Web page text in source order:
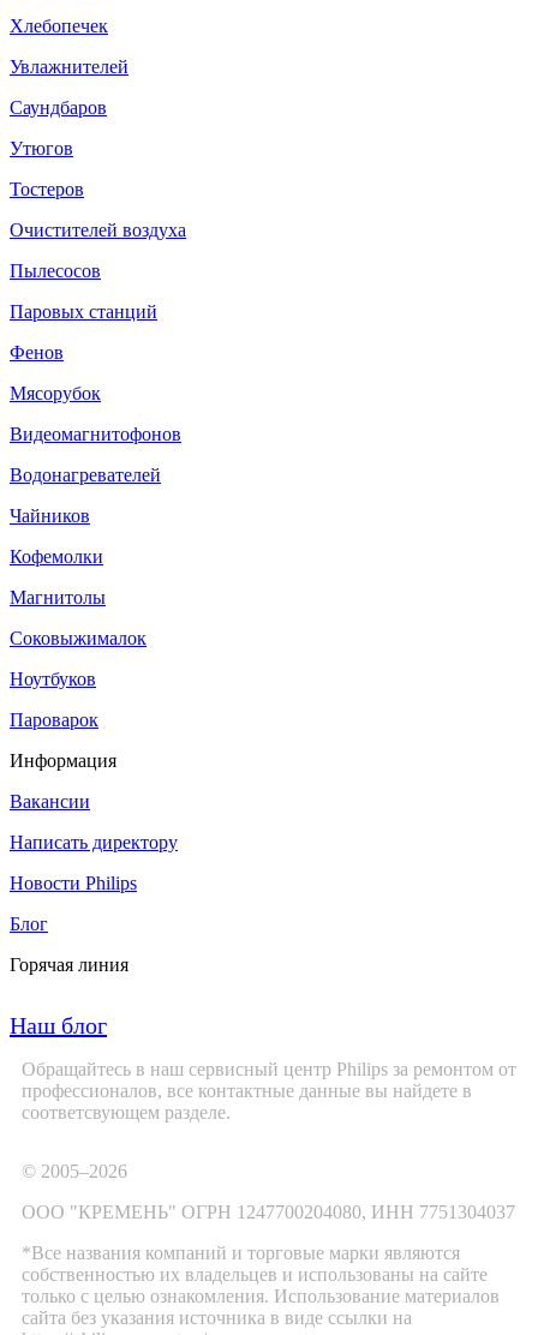
Хлебопечек
Увлажнителей
Саундбаров
Утюгов
Тостеров
Очистителей воздуха
Пылесосов
Паровых станций
Фенов
Мясорубок
Видеомагнитофонов
Водонагревателей
Чайников
Кофемолки
Магнитолы
Соковыжималок
Ноутбуков
Пароварок
Информация
Вакансии
Написать директору
Новости Philips
Блог
Горячая линия
Наш блог
Обращайтесь в наш сервисный центр Philips за ремонтом от
профессионалов, все контактные данные вы найдете в
соответсвующем разделе.
© 2005–2026
ООО "КРЕМЕНЬ" ОГРН 1247700204080, ИНН 7751304037
*Все названия компаний и торговые марки являются
собственностью их владельцев и использованы на сайте
только с целью ознакомления. Использование материалов
сайта без указания источника в виде ссылки на